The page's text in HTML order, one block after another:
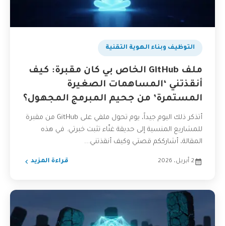
التوظيف وبناء الهوية التقنية
ملف GitHub الخاص بي كان مقبرة: كيف
أنقذتني ‘المساهمات الصغيرة
المستمرة’ من جحيم المبرمج المجهول؟
أتذكر ذلك اليوم جيداً، يوم تحول ملفي على GitHub من مقبرة
للمشاريع المنسية إلى حديقة غنّاء تثبت خبرتي. في هذه
المقالة، أشارككم قصتي وكيف أنقذتني...
2 أبريل، 2026 قراءة المزيد